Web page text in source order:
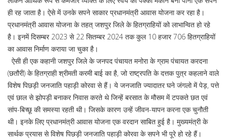
ही रह जाता है। ऐसे में उनके सपने साकार प्रधानमंत्री आवास योजना कर रहा है।
प्रधानमंत्री आवास योजना के तहत् जशपुर जिले के हितग्राहियों को लाभान्वित हो रहे
है। इनमें दिसम्बर 2023 से 22 सितम्बर 2024 तक कुल 10 हजार 706 हितग्राहियों
का आवास निर्माण कराया जा चुका है।
ऐसी ही एक कहानी जशपुर जिले के जनपद पंचायत मनोरा के ग्राम पंचायत करदना
(छतौरी) के हितग्राही श्रीमती करमी बाई का है, जो राष्ट्रपति के दत्तक पुत्र कहलाने वाले
विशेष पिछड़ी जनजाति पहाड़ी कोरवा से हैं। ये जनजाति ज्यादातर घने जंगलो में पेड़, पत्ते
एवं छाल से झोपड़ी बनाकर निवास करते थे जिन्हें बरसात के मौसम में टपकते छत एवं
सांप-बिच्छू की समस्या रहती थी। जिसके कारण उन्हें जीवन-यापन करना एक चुनौती
थी। इनके लिए प्रधानमंत्री आवास योजना एक वरदान साबित हुई है। मुख्यमंत्री के
सार्थक प्रयास से विशेष पिछड़ी जनजाति पहाड़ी कोरवा के सपने भी पूरे हो रहे हैं।